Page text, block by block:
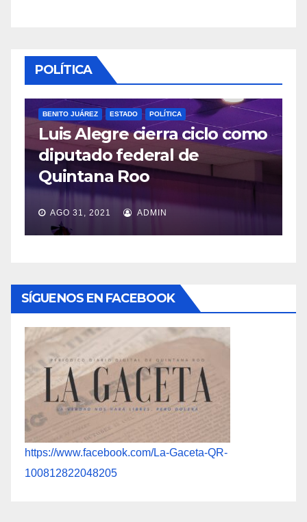
POLÍTICA
BENITO JUÁREZ ESTADO POLÍTICA
Luis Alegre cierra ciclo como
diputado federal de
Quintana Roo
AGO 31, 2021 ADMIN
SÍGUENOS EN FACEBOOK
https://www.facebook.com/La-Gaceta-QR-
100812822048205